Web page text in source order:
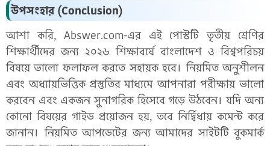
উপসংহার (Conclusion)
আশা করি, Abswer.com-এর এই পোস্টটি তৃতীয় শ্রেণির
শিক্ষার্থীদের জন্য ২০২৬ শিক্ষাবর্ষে বাংলাদেশ ও বিশ্বপরিচয়
বিষয়ে ভালো ফলাফল করতে সহায়ক হবে। নিয়মিত অনুশীলন
এবং অধ্যায়ভিত্তিক প্রস্তুতির মাধ্যমে আপনারা পরীক্ষায় ভালো
করবেন এবং একজন সুনাগরিক হিসেবে গড়ে উঠবেন। যদি অন্য
কোনো বিষয়ের গাইড প্রয়োজন হয়, তবে নির্দ্বিধায় কমেন্ট করে
জানান। নিয়মিত আপডেটের জন্য আমাদের সাইটটি বুকমার্ক